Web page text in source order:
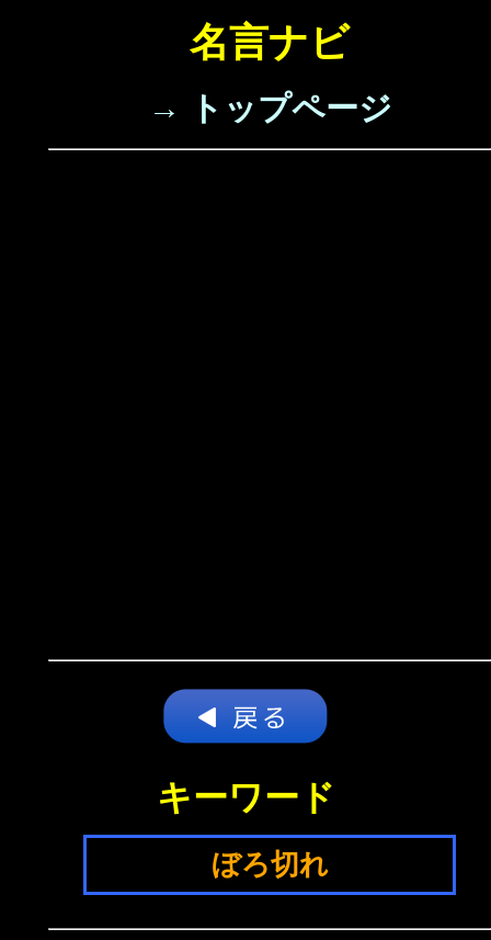
名言ナビ
→ トップページ
キーワード
ぼろ切れ